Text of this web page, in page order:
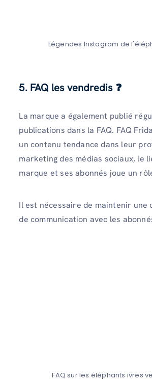
Légendes Instagram de
5. FAQ les vendredis❓
La marque a également publié
publications dans la FAQ. FAQ
un contenu tendance dans leur
marketing des médias sociaux, le
marque et ses abonnés joue un
Il est nécessaire de maintenir une
de communication avec les
FAQ sur les éléphants ivres